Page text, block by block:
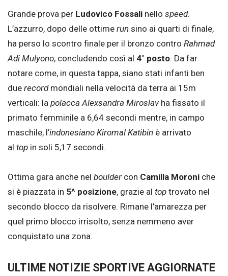
Grande prova per Ludovico Fossali nello speed.
L’azzurro, dopo delle ottime run sino ai quarti di finale,
ha perso lo scontro finale per il bronzo contro Rahmad
Adi Mulyono, concludendo così al 4° posto. Da far
notare come, in questa tappa, siano stati infanti ben
due record mondiali nella velocità da terra ai 15m
verticali: la polacca Alexsandra Miroslavha fissato il
primato femminile a 6,64 secondi mentre, in campo
maschile, l’indonesiano Kiromal Katibin è arrivato
al top in soli 5,17 secondi.
Ottima gara anche nel boulder con Camilla Moroni che
si è piazzata in 5^ posizione, grazie al top trovato nel
secondo blocco da risolvere. Rimane l’amarezza per
quel primo blocco irrisolto, senza nemmeno aver
conquistato una zona.
ULTIME NOTIZIE SPORTIVE AGGIORNATE